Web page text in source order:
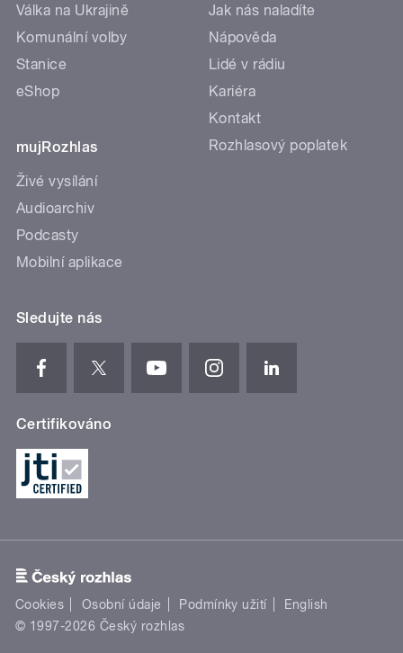
Válka na Ukrajině
Komunální volby
Stanice
eShop
mujRozhlas
Živé vysílání
Audioarchiv
Podcasty
Mobilní aplikace
Jak nás naladíte
Nápověda
Lidé v rádiu
Kariéra
Kontakt
Rozhlasový poplatek
Sledujte nás
Certifikováno
Cookies Osobní údaje Podmínky užití
English
© 1997-2026 Český rozhlas